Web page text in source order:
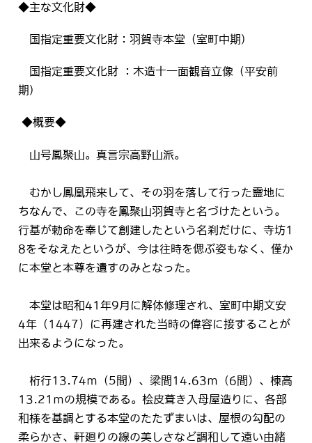
◆主な文化財◆
国指定重要文化財：羽賀寺本堂（室町中期)
国指定重要文化財 ：木造十一面観音立像（平安前
期)
◆概要◆
山号鳳聚山。真言宗高野山派。
むかし鳳凰飛来して、その羽を落して行った霊地に
ちなんで、この寺を鳳聚山羽賀寺と名づけたという。
行基が勅命を奉じて創建したという名刹だけに、寺坊1
8をそなえたというが、今は往時を偲ぶ姿もなく、僅か
に本堂と本尊を遺すのみとなった。
本堂は昭和41年9月に解体修理され、室町中期文安
4年（1447）に再建された当時の偉容に接することが
出来るようになった。
桁行13.74ｍ（5間）、梁間14.63ｍ（6間）、棟高
13.21ｍの規模である。桧皮葺き入母屋造りに、各部
和様を基調とする本堂のたたずまいは、屋根の勾配の
柔らかさ、軒廻りの線の美しさなど調和して遠い由緒